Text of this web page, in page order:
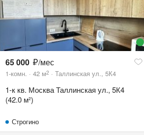
65 000 /мес
1-комн. 42 м2 Таллинская ул., 5К4
1-к кв. Москва Таллинская ул., 5К4
(42.0 м²)
Строгино